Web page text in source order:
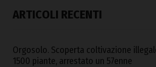
ARTICOLI RECENTI
Orgosolo. Scoperta coltivazione
1500 piante, arrestato un 57enne